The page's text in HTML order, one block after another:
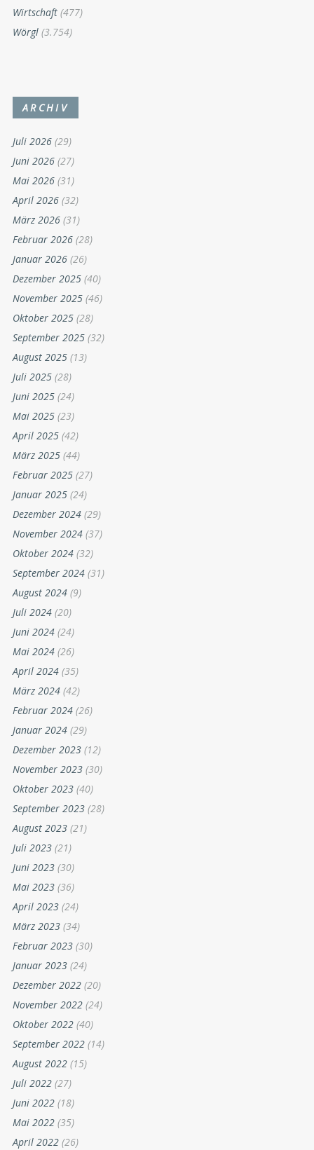
Wirtschaft (477)
Wörgl (3.754)
ARCHIV
Juli 2026 (29)
Juni 2026 (27)
Mai 2026 (31)
April 2026 (32)
März 2026 (31)
Februar 2026 (28)
Januar 2026 (26)
Dezember 2025 (40)
November 2025 (46)
Oktober 2025 (28)
September 2025 (32)
August 2025 (13)
Juli 2025 (28)
Juni 2025 (24)
Mai 2025 (23)
April 2025 (42)
März 2025 (44)
Februar 2025 (27)
Januar 2025 (24)
Dezember 2024 (29)
November 2024 (37)
Oktober 2024 (32)
September 2024 (31)
August 2024 (9)
Juli 2024 (20)
Juni 2024 (24)
Mai 2024 (26)
April 2024 (35)
März 2024 (42)
Februar 2024 (26)
Januar 2024 (29)
Dezember 2023 (12)
November 2023 (30)
Oktober 2023 (40)
September 2023 (28)
August 2023 (21)
Juli 2023 (21)
Juni 2023 (30)
Mai 2023 (36)
April 2023 (24)
März 2023 (34)
Februar 2023 (30)
Januar 2023 (24)
Dezember 2022 (20)
November 2022 (24)
Oktober 2022 (40)
September 2022 (14)
August 2022 (15)
Juli 2022 (27)
Juni 2022 (18)
Mai 2022 (35)
April 2022 (26)